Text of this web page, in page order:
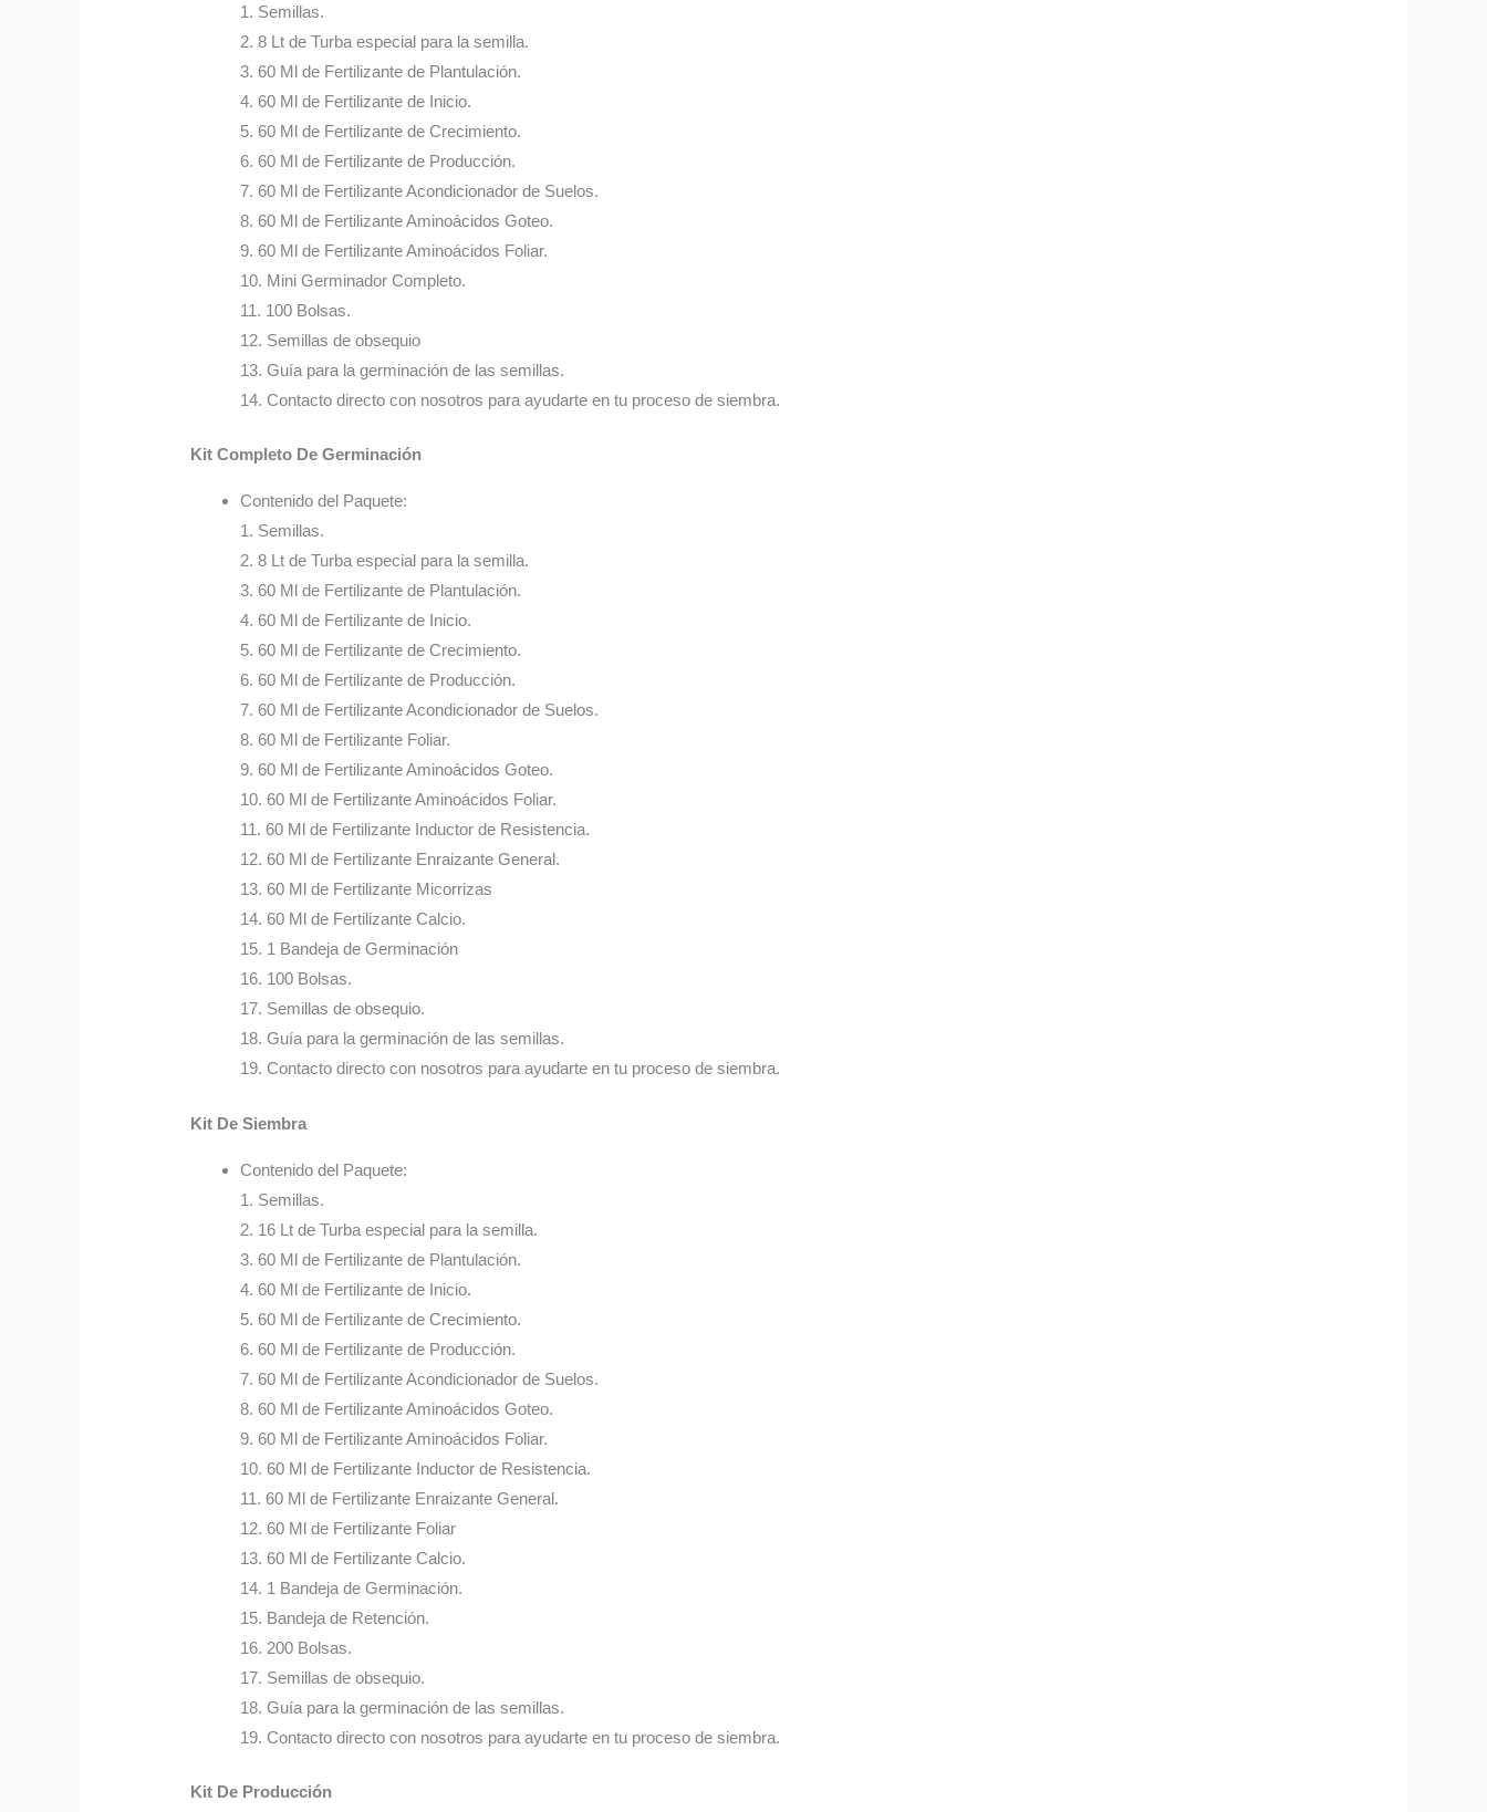
1. Semillas.
2. 8 Lt de Turba especial para la semilla.
3. 60 Ml de Fertilizante de Plantulación.
4. 60 Ml de Fertilizante de Inicio.
5. 60 Ml de Fertilizante de Crecimiento.
6. 60 Ml de Fertilizante de Producción.
7. 60 Ml de Fertilizante Acondicionador de Suelos.
8. 60 Ml de Fertilizante Aminoácidos Goteo.
9. 60 Ml de Fertilizante Aminoácidos Foliar.
10. Mini Germinador Completo.
11. 100 Bolsas.
12. Semillas de obsequio
13. Guía para la germinación de las semillas.
14. Contacto directo con nosotros para ayudarte en tu proceso de siembra.
Kit Completo De Germinación
Contenido del Paquete:
1. Semillas.
2. 8 Lt de Turba especial para la semilla.
3. 60 Ml de Fertilizante de Plantulación.
4. 60 Ml de Fertilizante de Inicio.
5. 60 Ml de Fertilizante de Crecimiento.
6. 60 Ml de Fertilizante de Producción.
7. 60 Ml de Fertilizante Acondicionador de Suelos.
8. 60 Ml de Fertilizante Foliar.
9. 60 Ml de Fertilizante Aminoácidos Goteo.
10. 60 Ml de Fertilizante Aminoácidos Foliar.
11. 60 Ml de Fertilizante Inductor de Resistencia.
12. 60 Ml de Fertilizante Enraizante General.
13. 60 Ml de Fertilizante Micorrizas
14. 60 Ml de Fertilizante Calcio.
15. 1 Bandeja de Germinación
16. 100 Bolsas.
17. Semillas de obsequio.
18. Guía para la germinación de las semillas.
19. Contacto directo con nosotros para ayudarte en tu proceso de siembra.
Kit De Siembra
Contenido del Paquete:
1. Semillas.
2. 16 Lt de Turba especial para la semilla.
3. 60 Ml de Fertilizante de Plantulación.
4. 60 Ml de Fertilizante de Inicio.
5. 60 Ml de Fertilizante de Crecimiento.
6. 60 Ml de Fertilizante de Producción.
7. 60 Ml de Fertilizante Acondicionador de Suelos.
8. 60 Ml de Fertilizante Aminoácidos Goteo.
9. 60 Ml de Fertilizante Aminoácidos Foliar.
10. 60 Ml de Fertilizante Inductor de Resistencia.
11. 60 Ml de Fertilizante Enraizante General.
12. 60 Ml de Fertilizante Foliar
13. 60 Ml de Fertilizante Calcio.
14. 1 Bandeja de Germinación.
15. Bandeja de Retención.
16. 200 Bolsas.
17. Semillas de obsequio.
18. Guía para la germinación de las semillas.
19. Contacto directo con nosotros para ayudarte en tu proceso de siembra.
Kit De Producción